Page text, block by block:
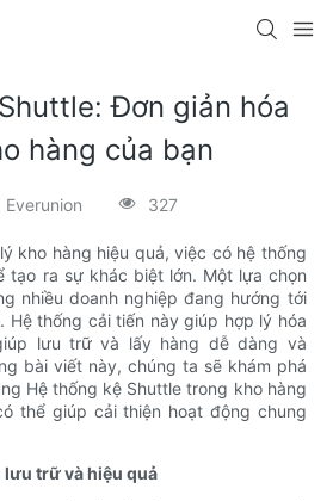
Đơn giản hóa
hàng của bạn
Everunion 327
kho hàng hiệu quả, việc có hệ thống
tạo ra sự khác biệt lớn. Một lựa chọn
nhiều doanh nghiệp đang hướng tới
Hệ thống cải tiến này giúp hợp lý hóa
lưu trữ và lấy hàng dễ dàng và
bài viết này, chúng ta sẽ khám phá
Hệ thống kệ Shuttle trong kho hàng
thể giúp cải thiện hoạt động chung
lưu trữ và hiệu quả